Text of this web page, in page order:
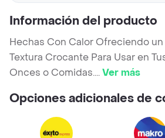
Información del producto
Hechas Con Calor Ofreciendo
Textura Crocante Para Usar en
Onces o Comidas....Ver más
Opciones adicionales de